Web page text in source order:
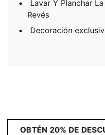
Lavar Y Planchar
Revés
Decoración
OBTÉN 20% DE